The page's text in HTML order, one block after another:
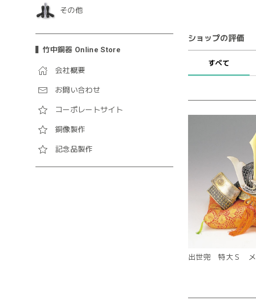
その他
竹中銅器 Online Store
会社概要
お問い合わせ
コーポレートサイト
銅像製作
記念品製作
ショップの評価
すべて
出世兜 特大Ｓ メ